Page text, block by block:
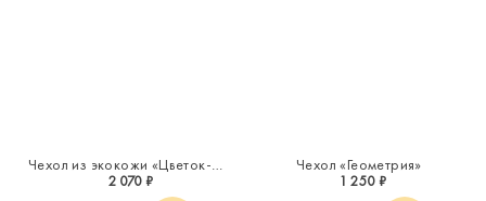
Чехол из экокожи «Цветок-оберег»
2 070 ₽
Чехол «Геометрия»
1 250 ₽